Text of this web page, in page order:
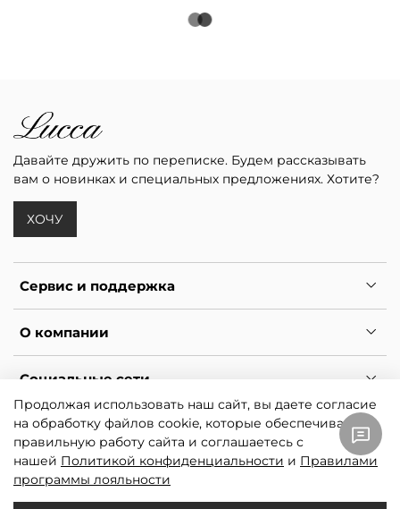
Сервис и поддержка
О компании
Социальные сети
Давайте дружить по переписке. Будем рассказывать
вам о новинках и специальных предложениях. Хотите?
ХОЧУ
*Ресурс принадлежит Meta, признанной экстремистской и
запрещённой в РФ.
© 2026 LUCCA. Дизайнерские сумки и аксессуары из кожи.
Продолжая использовать наш сайт, вы даете согласие
на обработку файлов cookie, которые обеспечивают
правильную работу сайта и соглашаетесь с
нашей Политикой конфиденциальности и Правилами
программы лояльности